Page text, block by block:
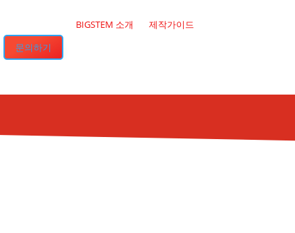
BIGSTEM 소개 제작가이드
문의하기